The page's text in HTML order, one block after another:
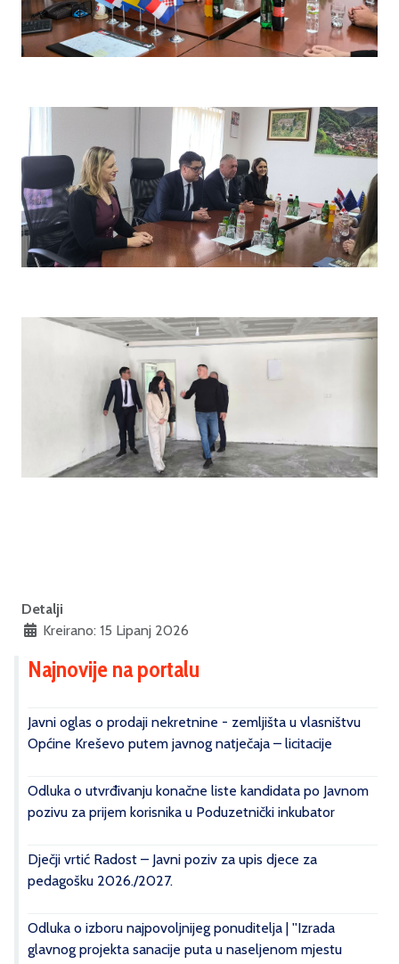
Detalji
Kreirano: 15 Lipanj 2026
Najnovije na portalu
Javni oglas o prodaji nekretnine - zemljišta u vlasništvu
Općine Kreševo putem javnog natječaja – licitacije
Odluka o utvrđivanju konačne liste kandidata po Javnom
pozivu za prijem korisnika u Poduzetnički inkubator
Dječji vrtić Radost – Javni poziv za upis djece za
pedagošku 2026./2027.
Odluka o izboru najpovoljnijeg ponuditelja | ''Izrada
glavnog projekta sanacije puta u naseljenom mjestu